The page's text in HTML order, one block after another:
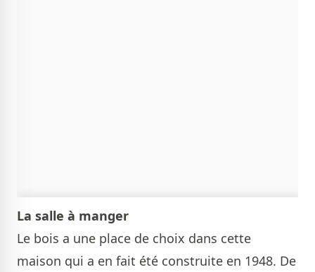
La salle à manger
Le bois a une place de choix dans cette
maison qui a en fait été construite en 1948. De